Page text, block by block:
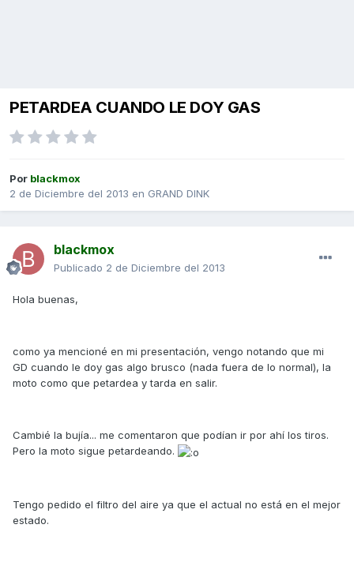
PETARDEA CUANDO LE DOY GAS
Por blackmox
2 de Diciembre del 2013 en GRAND DINK
blackmox
Publicado 2 de Diciembre del 2013
Hola buenas,
como ya mencioné en mi presentación, vengo notando que mi
GD cuando le doy gas algo brusco (nada fuera de lo normal), la
moto como que petardea y tarda en salir.
Cambié la bujía... me comentaron que podían ir por ahí los tiros.
Pero la moto sigue petardeando.
Tengo pedido el filtro del aire ya que el actual no está en el mejor
estado.